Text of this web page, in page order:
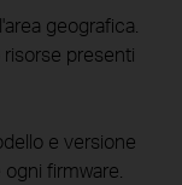
geografica.
risorse presenti
e versione
firmware.